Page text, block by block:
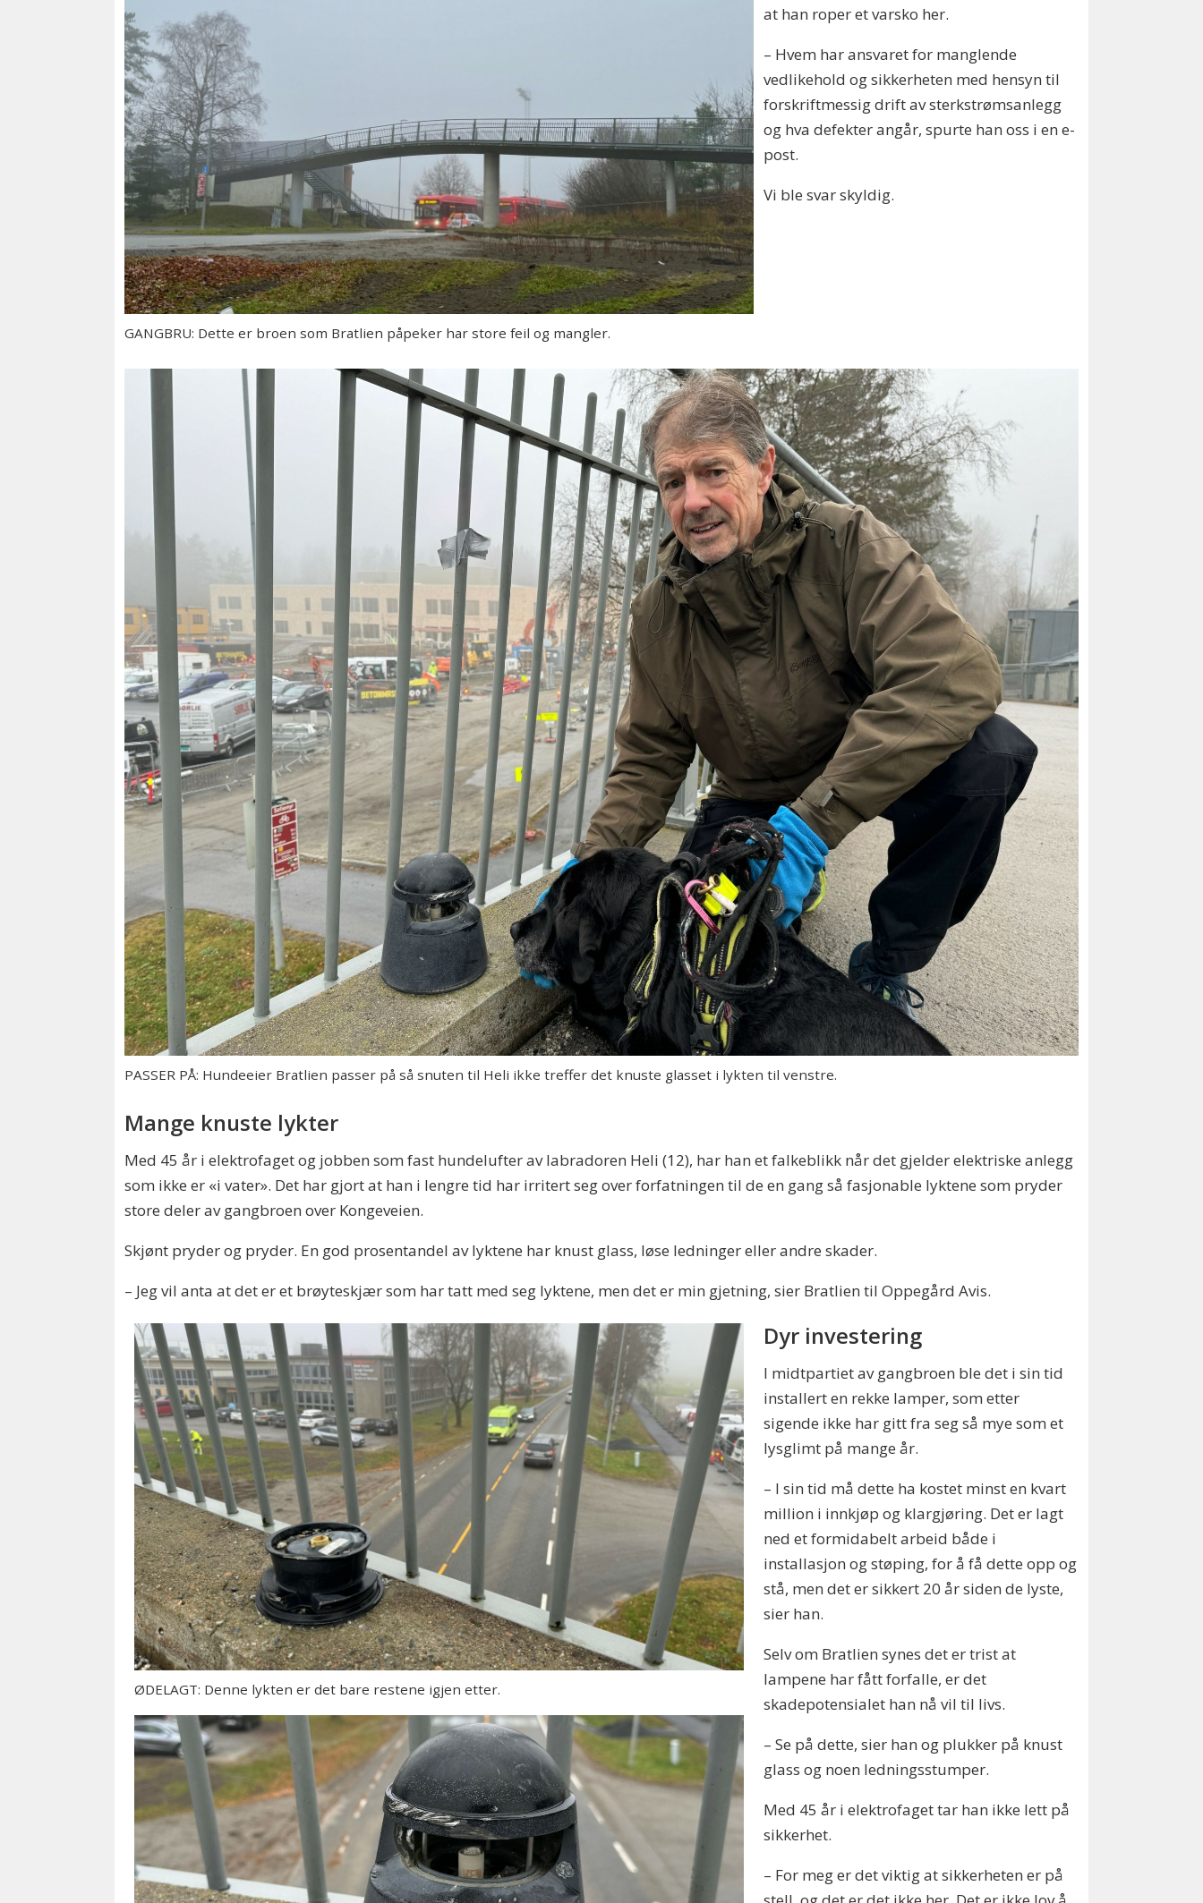
GANGBRU: Dette er broen som Bratlien påpeker har store feil og mangler.
at han roper et varsko her.
– Hvem har ansvaret for manglende
vedlikehold og sikkerheten med hensyn til
forskriftmessig drift av sterkstrømsanlegg
og hva defekter angår, spurte han oss i en e-
post.
Vi ble svar skyldig.
PASSER PÅ: Hundeeier Bratlien passer på så snuten til Heli ikke treffer det knuste glasset i lykten til venstre.
Mange knuste lykter
Med 45 år i elektrofaget og jobben som fast hundelufter av labradoren Heli (12), har han et falkeblikk når det gjelder elektriske anlegg
som ikke er «i vater». Det har gjort at han i lengre tid har irritert seg over forfatningen til de en gang så fasjonable lyktene som pryder
store deler av gangbroen over Kongeveien.
Skjønt pryder og pryder. En god prosentandel av lyktene har knust glass, løse ledninger eller andre skader.
– Jeg vil anta at det er et brøyteskjær som har tatt med seg lyktene, men det er min gjetning, sier Bratlien til Oppegård Avis.
ØDELAGT: Denne lykten er det bare restene igjen etter.
Dyr investering
I midtpartiet av gangbroen ble det i sin tid
installert en rekke lamper, som etter
sigende ikke har gitt fra seg så mye som et
lysglimt på mange år.
– I sin tid må dette ha kostet minst en kvart
million i innkjøp og klargjøring. Det er lagt
ned et formidabelt arbeid både i
installasjon og støping, for å få dette opp og
stå, men det er sikkert 20 år siden de lyste,
sier han.
Selv om Bratlien synes det er trist at
lampene har fått forfalle, er det
skadepotensialet han nå vil til livs.
– Se på dette, sier han og plukker på knust
glass og noen ledningsstumper.
Med 45 år i elektrofaget tar han ikke lett på
sikkerhet.
– For meg er det viktig at sikkerheten er på